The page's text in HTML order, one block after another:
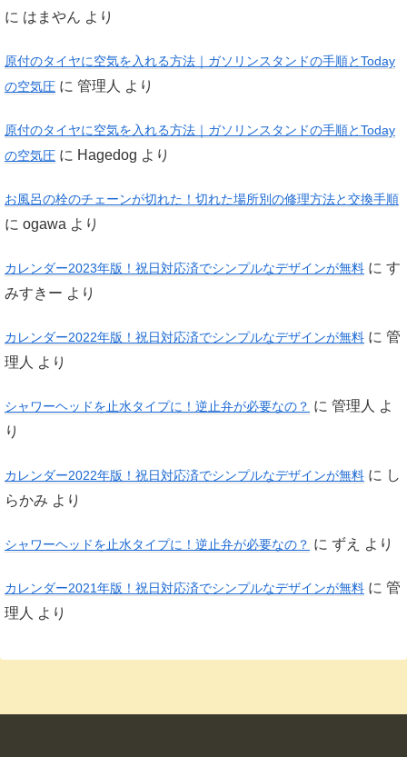
に はまやん より
原付のタイヤに空気を入れる方法｜ガソリンスタンドの手順とToday
の空気圧 に 管理人 より
原付のタイヤに空気を入れる方法｜ガソリンスタンドの手順とToday
の空気圧 に Hagedog より
お風呂の栓のチェーンが切れた！切れた場所別の修理方法と交換手順
に ogawa より
カレンダー2023年版！祝日対応済でシンプルなデザインが無料 に す
みすきー より
カレンダー2022年版！祝日対応済でシンプルなデザインが無料 に 管
理人 より
シャワーヘッドを止水タイプに！逆止弁が必要なの？ に 管理人 よ
り
カレンダー2022年版！祝日対応済でシンプルなデザインが無料 に し
らかみ より
シャワーヘッドを止水タイプに！逆止弁が必要なの？ に ずえ より
カレンダー2021年版！祝日対応済でシンプルなデザインが無料 に 管
理人 より